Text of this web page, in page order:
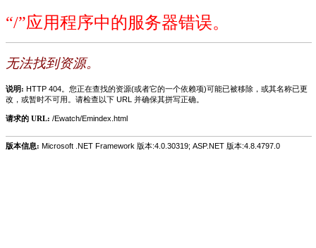
“/”应用程序中的服务器错误。
无法找到资源。
说明: HTTP 404。您正在查找的资源(或者它的一个依赖项)可能已被移除，或其名称已更
改，或暂时不可用。请检查以下 URL 并确保其拼写正确。
请求的 URL: /Ewatch/Emindex.html
版本信息: Microsoft .NET Framework 版本:4.0.30319; ASP.NET 版本:4.8.4797.0